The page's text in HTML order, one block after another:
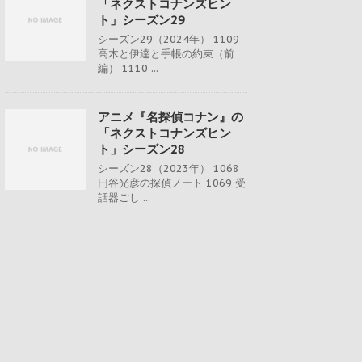
「ネクストコナンズヒン
ト」シーズン29
シーズン29（2024年） 1109
高木と伊達と手帳の約束（前
編） 1110 ...
アニメ『名探偵コナン』の
「ネクストコナンズヒン
ト」シーズン28
シーズン28（2023年） 1068
円谷光彦の探偵ノート 1069 受
話器ごし ...